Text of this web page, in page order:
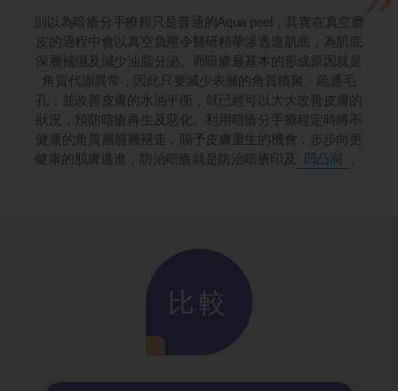
別以為暗瘡分手療程只是普通的Aqua peel，其實在真空磨
皮的過程中會以真空負壓令醫研精華滲透進肌底，為肌底
深層補濕及減少油脂分泌。而暗瘡最基本的形成原因就是
角質代謝異常，因此只要減少表層的角質積聚、疏通毛
孔，並改善皮膚的水油平衡，就已經可以大大改善皮膚的
狀況，預防暗瘡再生及惡化。利用暗瘡分手療程定時將不
健康的角質層層層褪走，賜予皮膚重生的機會，步步向更
健康的肌膚邁進，防治暗瘡就是防治暗瘡印及
凹凸洞
比較